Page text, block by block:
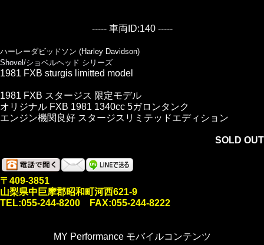
----- 車両ID:140 -----
ハーレーダビッドソン (Harley Davidson)
Shovel/ショベルヘッド シリーズ
1981 FXB sturgis limitted model
1981 FXB スタージス 限定モデル
オリジナル FXB 1981 1340cc 5ガロンタンク
エンジン機関良好 スタージスリミテッドエディション
SOLD OUT
〒409-3851
山梨県中巨摩郡昭和町河西621-9
TEL:055-244-8200 FAX:055-244-8222
MY Performance モバイルコンテンツ